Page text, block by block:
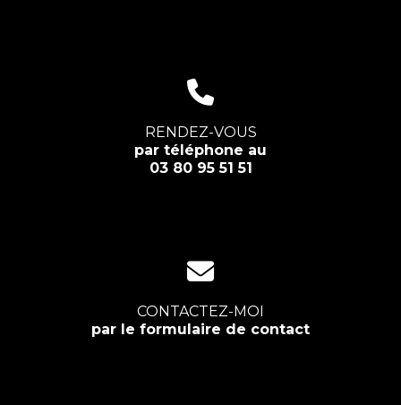
RENDEZ-VOUS
par téléphone au
03 80 95 51 51
CONTACTEZ-MOI
par le formulaire de contact